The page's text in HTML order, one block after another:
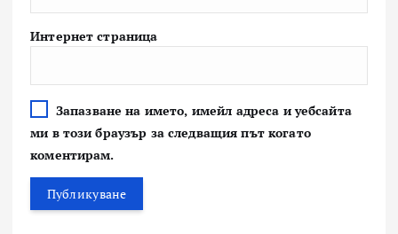
Интернет страница
Запазване на името, имейл адреса и уебсайта
ми в този браузър за следващия път когато
коментирам.